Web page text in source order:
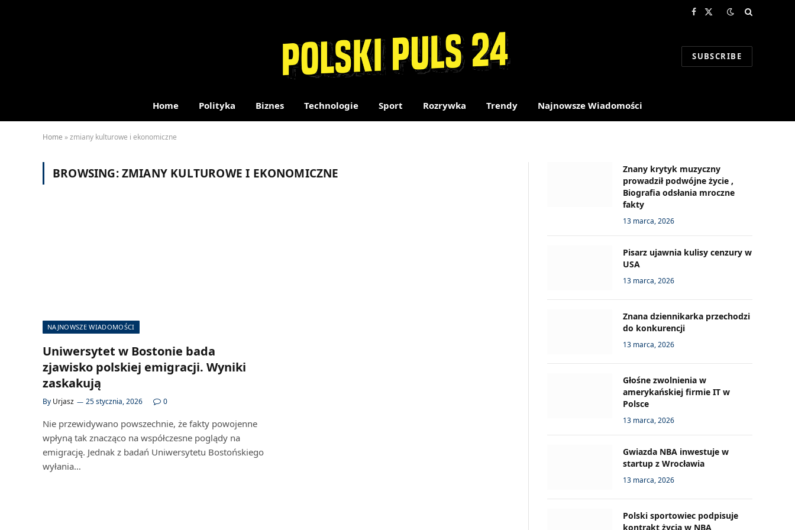
Facebook
X
SUBSCRIBE
Home Polityka Biznes Technologie Sport Rozrywka Trendy Najnowsze Wiadomości
Home »zmiany kulturowe i ekonomiczne
BROWSING:ZMIANY KULTUROWE I EKONOMICZNE
NAJNOWSZE WIADOMOŚCI
Uniwersytet w Bostonie bada
zjawisko polskiej emigracji. Wyniki
zaskakują
By Urjasz 25 stycznia, 2026 0
Nie przewidywano powszechnie, że fakty powojenne
wpłyną tak znacząco na współczesne poglądy na
emigrację. Jednak z badań Uniwersytetu Bostońskiego
wyłania…
Znany krytyk muzyczny
prowadził podwójne życie ,
Biografia odsłania mroczne
fakty
13 marca, 2026
Pisarz ujawnia kulisy cenzury w
USA
13 marca, 2026
Znana dziennikarka przechodzi
do konkurencji
13 marca, 2026
Głośne zwolnienia w
amerykańskiej firmie IT w
Polsce
13 marca, 2026
Gwiazda NBA inwestuje w
startup z Wrocławia
13 marca, 2026
Polski sportowiec podpisuje
kontrakt życia w NBA